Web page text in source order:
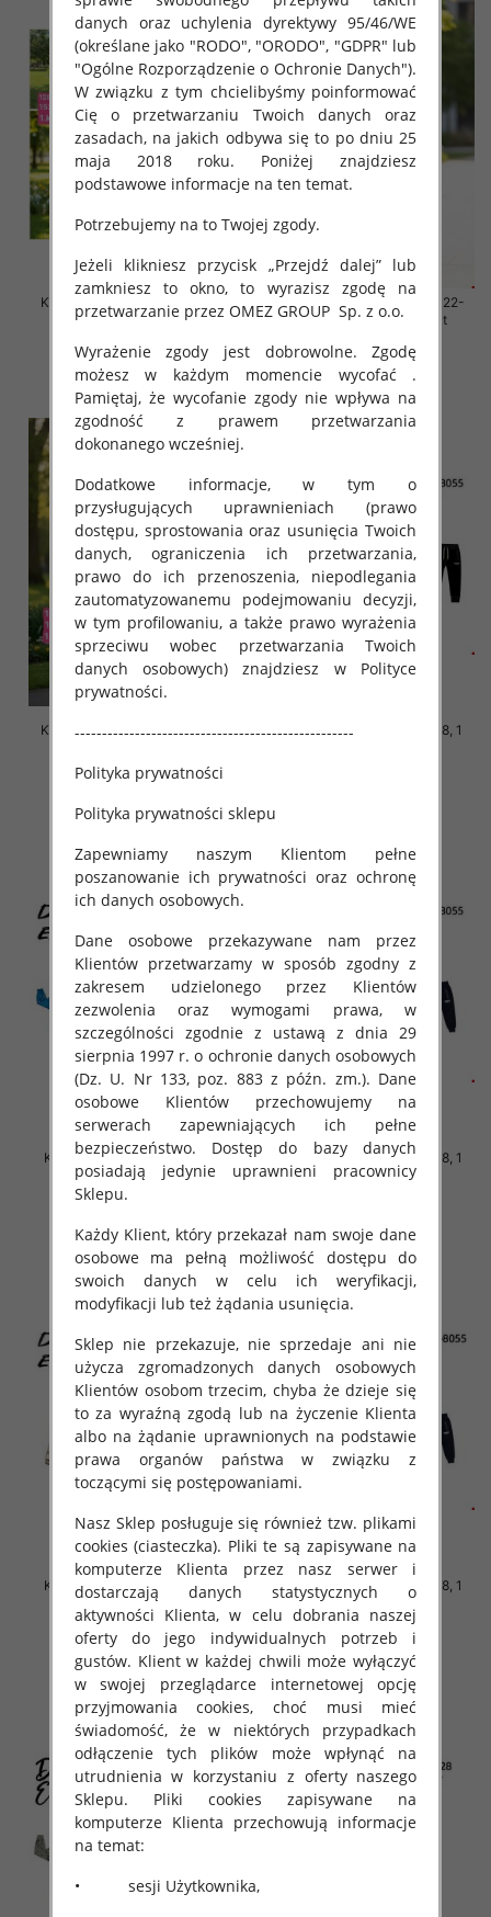
Komplet dziewczęce Roz 128-
164, 1 kolor Paczka 7 szt
30.00 zł
szczegóły
Komplet dziewczęce Roz 122-
152, 1 kolor Paczka 7 szt
30.00 zł
szczegóły
Komplet dziewczęce Roz 122-
30.00 zł
szczegóły
Komplet Chłopięca Roz 3-8, 1
Komplet Chłopięca Roz 3-8, 1
kolor Paczka 5 szt
42.00 zł
szczegóły
Komplet Chłopięca Roz 3-8, 1
kolor Paczka 5 szt
szczegóły
Komplet Chłopięca Roz 3-8, 1
kolor Paczka 5 szt
42.00 zł
szczegóły
Komplet Chłopięca Roz 3-8, 1
kolor Paczka 5 szt
42.00 zł
szczegóły
danych oraz uchylenia dyrektywy 95/46/WE
(określane jako "RODO", "ORODO", "GDPR" lub
"Ogólne Rozporządzenie o Ochronie Danych").
W związku z tym chcielibyśmy poinformować
Cię o przetwarzaniu Twoich danych oraz
zasadach, na jakich odbywa się to po dniu 25
maja 2018 roku. Poniżej znajdziesz
podstawowe informacje na ten temat.
Potrzebujemy na to Twojej zgody.
Jeżeli klikniesz przycisk „Przejdź dalej” lub
zamkniesz to okno, to wyrazisz zgodę na
przetwarzanie przez OMEZ GROUP Sp. z o.o.
Wyrażenie zgody jest dobrowolne. Zgodę
możesz w każdym momencie wycofać .
Pamiętaj, że wycofanie zgody nie wpływa na
zgodność z prawem przetwarzania
dokonanego wcześniej.
Dodatkowe informacje, w tym o
przysługujących uprawnieniach (prawo
dostępu, sprostowania oraz usunięcia Twoich
danych, ograniczenia ich przetwarzania,
prawo do ich przenoszenia, niepodlegania
zautomatyzowanemu podejmowaniu decyzji,
w tym profilowaniu, a także prawo wyrażenia
sprzeciwu wobec przetwarzania Twoich
danych osobowych) znajdziesz w Polityce
prywatności.
---------------------------------------------------
Polityka prywatności
Polityka prywatności sklepu
Zapewniamy naszym Klientom pełne
poszanowanie ich prywatności oraz ochronę
ich danych osobowych.
Dane osobowe przekazywane nam przez
Klientów przetwarzamy w sposób zgodny z
zakresem udzielonego przez Klientów
zezwolenia oraz wymogami prawa, w
szczególności zgodnie z ustawą z dnia 29
sierpnia 1997 r. o ochronie danych osobowych
(Dz. U. Nr 133, poz. 883 z późn. zm.). Dane
osobowe Klientów przechowujemy na
serwerach zapewniających ich pełne
bezpieczeństwo. Dostęp do bazy danych
posiadają jedynie uprawnieni pracownicy
Sklepu.
Każdy Klient, który przekazał nam swoje dane
osobowe ma pełną możliwość dostępu do
swoich danych w celu ich weryfikacji,
modyfikacji lub też żądania usunięcia.
Sklep nie przekazuje, nie sprzedaje ani nie
użycza zgromadzonych danych osobowych
Klientów osobom trzecim, chyba że dzieje się
to za wyraźną zgodą lub na życzenie Klienta
albo na żądanie uprawnionych na podstawie
prawa organów państwa w związku z
toczącymi się postępowaniami.
Nasz Sklep posługuje się również tzw. plikami
cookies (ciasteczka). Pliki te są zapisywane na
komputerze Klienta przez nasz serwer i
dostarczają danych statystycznych o
aktywności Klienta, w celu dobrania naszej
oferty do jego indywidualnych potrzeb i
gustów. Klient w każdej chwili może wyłączyć
w swojej przeglądarce internetowej opcję
przyjmowania cookies, choć musi mieć
świadomość, że w niektórych przypadkach
odłączenie tych plików może wpłynąć na
utrudnienia w korzystaniu z oferty naszego
Sklepu. Pliki cookies zapisywane na
komputerze Klienta przechowują informacje
na temat:
• sesji Użytkownika,